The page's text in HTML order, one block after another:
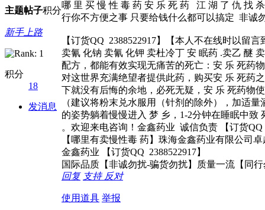
主题帖子积分
新手上路
积分
18
发消息
哪 里 买 慢 性 毒 药 安 乐 死 药 江 湖 了 仇 找
行你不方便之事 只要给钱什么都可以搞定 非诚
【订货QQ 2388522917】【本人不在线时以留
卖氰 化钠 卖氰 化钾 卖杜冷丁 安 眠药 .卖乙 醚
配方，都能有效实现无痛苦的死亡：安 乐 死药
对这世界充满绝望者提供此药，购买安 乐 死药
下就没有后悔的余地，必死无疑，安 乐 死药物
（建议将粉末兑水服用（针剂的除外），加适
的姿势躺着慢慢进入 梦 乡，1-2分钟在睡眠中致
。欢迎来电咨询！金鑫药业 诚信负责 【订货QQ
【哪里有卖慢性毒 药】珠海金鑫药业有限公司
金鑫药业 【订货QQ 2388522917】
国际品质【非诚勿扰-骗货勿扰】质量一流【同
回复 支持 反对
使用道具 举报